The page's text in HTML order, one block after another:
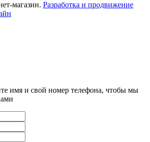
магазин. Разработка и продвижение
имя и свой номер телефона, чтобы мы